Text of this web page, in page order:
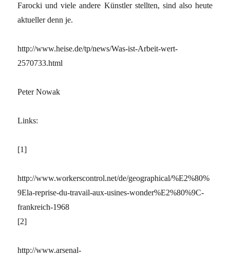
Farocki und viele andere Künstler stellten, sind also heute
aktueller denn je.
http://www.heise.de/tp/news/Was-ist-Arbeit-wert-
2570733.html
Peter Nowak
Links:
[1]
http://www.workerscontrol.net/de/geographical/%E2%80%
9Ela-reprise-du-travail-aux-usines-wonder%E2%80%9C-
frankreich-1968
[2]
http://www.arsenal-